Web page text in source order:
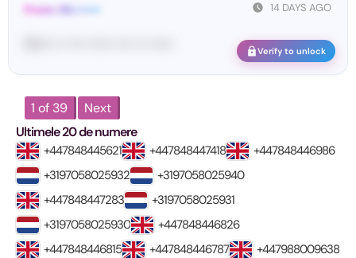
14 DAYS AGO
From: IDL••••••
Verify to unlock
1 of 39
Next
Ultimele 20 de numere
+447848445621 +447848447418
+447848446986
+3197058025932
+3197058025940
+447848447283
+3197058025931
+3197058025930
+447848446826
+447848446815
+447848446787
+447988009638